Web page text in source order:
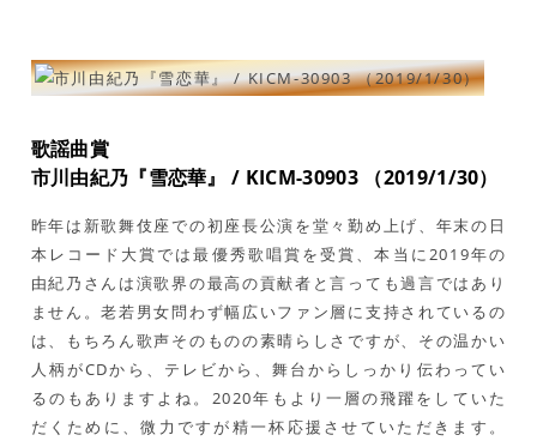
歌謡曲賞
市川由紀乃『雪恋華』 / KICM-30903 （2019/1/30）
昨年は新歌舞伎座での初座長公演を堂々勤め上げ、年末の日
本レコード大賞では最優秀歌唱賞を受賞、本当に2019年の
由紀乃さんは演歌界の最高の貢献者と言っても過言ではあり
ません。老若男女問わず幅広いファン層に支持されているの
は、もちろん歌声そのものの素晴らしさですが、その温かい
人柄がCDから、テレビから、舞台からしっかり伝わってい
るのもありますよね。2020年もより一層の飛躍をしていた
だくために、微力ですが精一杯応援させていただきます。